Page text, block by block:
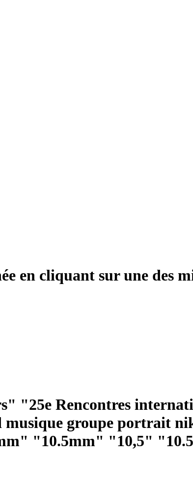
en cliquant sur une des
"25e Rencontres
musique groupe portrait
"10.5mm" "10,5"